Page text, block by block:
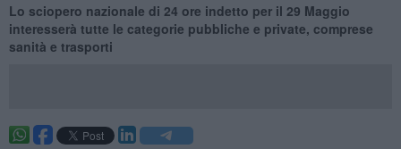
Lo sciopero nazionale di 24 ore indetto per il 29 Maggio
interesserà tutte le categorie pubbliche e private, comprese
sanità e trasporti